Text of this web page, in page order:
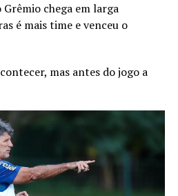
chega em larga
é mais time e venceu o
mas antes do jogo a